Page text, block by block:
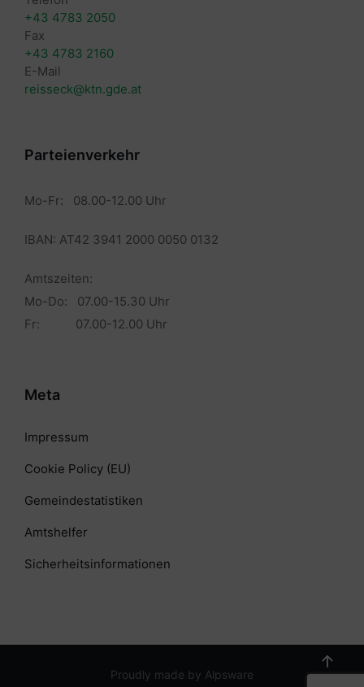
+43 4783 2050
Fax
+43 4783 2160
E-Mail
reisseck@ktn.gde.at
Parteienverkehr
Mo-Fr: 08.00-12.00 Uhr
IBAN: AT42 3941 2000 0050 0132
Amtszeiten:
Mo-Do: 07.00-15.30 Uhr
Fr: 07.00-12.00 Uhr
Meta
Impressum
Cookie Policy (EU)
Gemeindestatistiken
Amtshelfer
Sicherheitsinformationen
Proudly made by Alpsware